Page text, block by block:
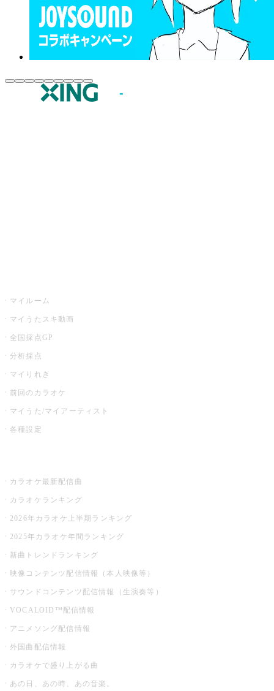
マイルーム
マイうたスキ動画
全国採点GP
分析採点
マイりれき
前回のカラオケ
マイうた/マイアーティスト
各種設定
カラオケ最新配信曲
カラオケランキング
2026年カラオケ上半期ランキング
2025年カラオケ年間ランキング
新曲トレンドランキング
映像コンテンツ配信情報（本人映像等）
サウンドコンテンツ配信情報（生演奏等）
VOCALOID™配信情報
アニメソング配信情報
外国曲配信情報
カラオケで盛り上がる曲
あの日、あの時、あの音楽。